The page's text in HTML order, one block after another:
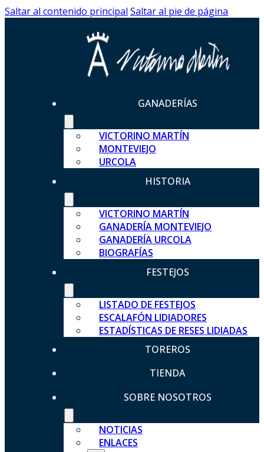
Saltar al contenido principal Saltar al pie de página
GANADERÍAS
VICTORINO MARTÍN
MONTEVIEJO
URCOLA
HISTORIA
VICTORINO MARTÍN
GANADERÍA MONTEVIEJO
GANADERÍA URCOLA
BIOGRAFÍAS
FESTEJOS
LISTADO DE FESTEJOS
ESCALAFÓN LIDIADORES
ESTADÍSTICAS DE RESES LIDIADAS
TOREROS
TIENDA
SOBRE NOSOTROS
NOTICIAS
ENLACES